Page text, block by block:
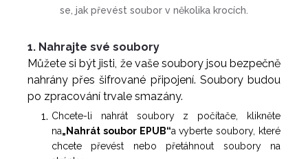
se, jak převést soubor v několika krocích.
1. Nahrajte své soubory
Můžete si být jisti, že vaše soubory jsou bezpečně
nahrány přes šifrované připojení. Soubory budou
po zpracování trvale smazány.
Chcete-li nahrát soubory z počítače, klikněte
na„Nahrát soubor EPUB“a vyberte soubory, které
chcete převést nebo přetáhnout soubory na